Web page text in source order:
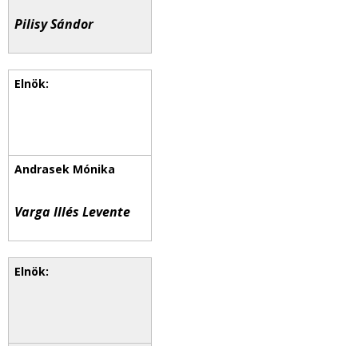
Pilisy Sándor
Varga Illés Levente